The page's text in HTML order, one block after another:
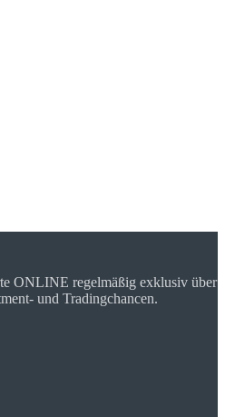
ONLINE regelmäßig exklusiv über
und Tradingchancen.